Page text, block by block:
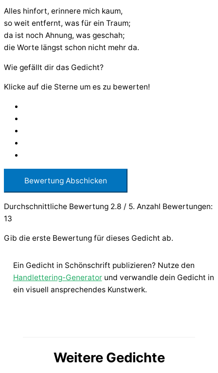
Alles hinfort, erinnere mich kaum,
so weit entfernt, was für ein Traum;
da ist noch Ahnung, was geschah;
die Worte längst schon nicht mehr da.
Wie gefällt dir das Gedicht?
Klicke auf die Sterne um es zu bewerten!
Bewertung Abschicken
Durchschnittliche Bewertung 2.8 / 5. Anzahl Bewertungen:
13
Gib die erste Bewertung für dieses Gedicht ab.
Ein Gedicht in Schönschrift publizieren? Nutze den
Handlettering-Generatorund verwandle dein Gedicht in
ein visuell ansprechendes Kunstwerk.
Weitere Gedichte